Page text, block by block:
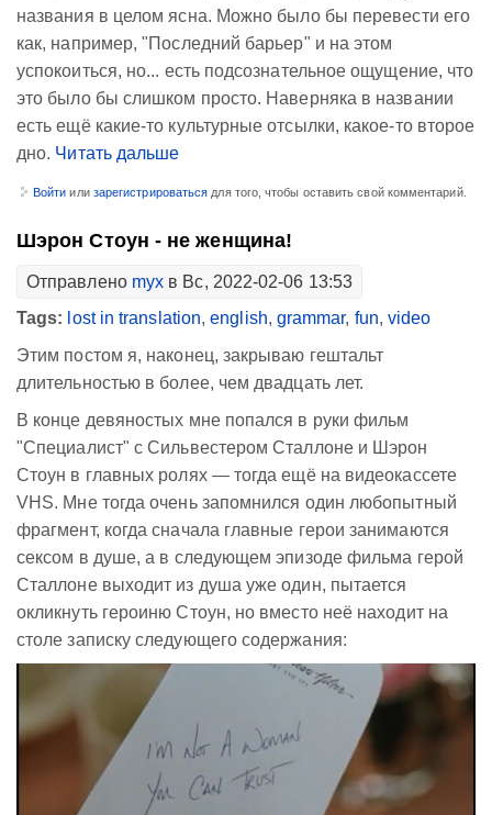
названия в целом ясна. Можно было бы перевести его
как, например, "Последний барьер" и на этом
успокоиться, но... есть подсознательное ощущение, что
это было бы слишком просто. Наверняка в названии
есть ещё какие-то культурные отсылки, какое-то второе
дно. Читать дальше
Войти или зарегистрироваться для того, чтобы оставить свой комментарий.
Шэрон Стоун - не женщина!
Отправлено myx в Вс, 2022-02-06 13:53
Tags: lost in translation,english, grammar, fun,video
Этим постом я, наконец, закрываю гештальт
длительностью в более, чем двадцать лет.
В конце девяностых мне попался в руки фильм
"Специалист" с Сильвестером Сталлоне и Шэрон
Стоун в главных ролях — тогда ещё на видеокассете
VHS. Мне тогда очень запомнился один любопытный
фрагмент, когда сначала главные герои занимаются
сексом в душе, а в следующем эпизоде фильма герой
Сталлоне выходит из душа уже один, пытается
окликнуть героиню Стоун, но вместо неё находит на
столе записку следующего содержания: